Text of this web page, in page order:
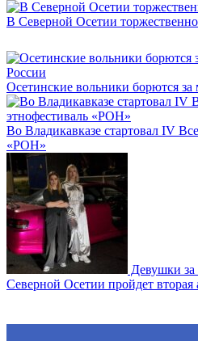
В Северной Осетии
Осетинские вольники борются
Во Владикавказе стартовал IV
«РОН»
Девушки за
Северной Осетии пройдет вторая